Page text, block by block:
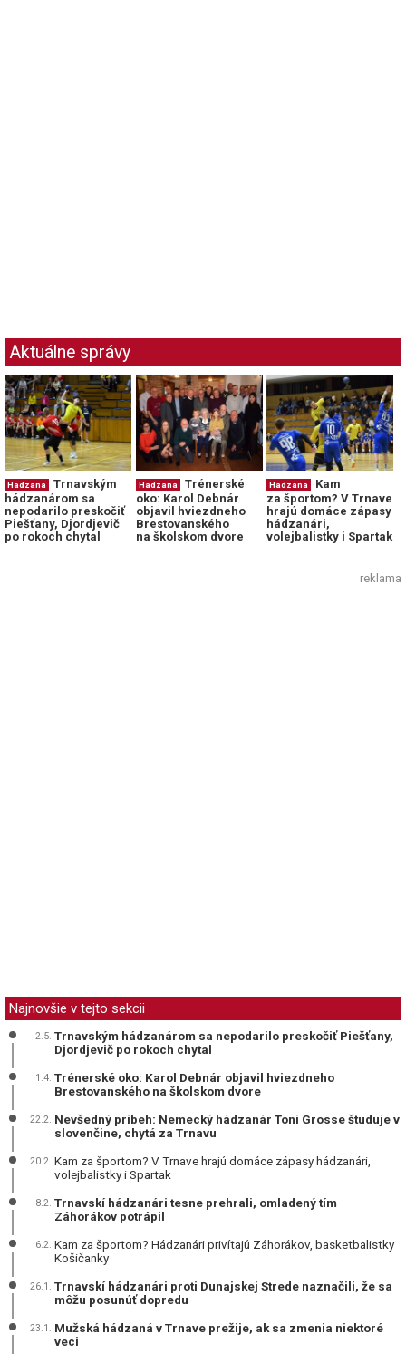
Aktuálne správy
Hádzaná
Trnavským
hádzanárom sa
nepodarilo preskočiť
Piešťany, Djordjevič
po rokoch chytal
Hádzaná
Trénerské
oko: Karol Debnár
objavil hviezdneho
Brestovanského
na školskom dvore
Hádzaná
Kam
za športom? V Trnave
hrajú domáce zápasy
hádzanári,
volejbalistky i Spartak
reklama
Najnovšie v tejto sekcii
2.5. Trnavským hádzanárom sa nepodarilo preskočiť Piešťany,
Djordjevič po rokoch chytal
1.4. Trénerské oko: Karol Debnár objavil hviezdneho
Brestovanského na školskom dvore
22.2. Nevšedný príbeh: Nemecký hádzanár Toni Grosse študuje v
slovenčine, chytá za Trnavu
20.2. Kam za športom? V Trnave hrajú domáce zápasy hádzanári,
volejbalistky i Spartak
8.2. Trnavskí hádzanári tesne prehrali, omladený tím
Záhorákov potrápil
6.2. Kam za športom? Hádzanári privítajú Záhorákov, basketbalistky
Košičanky
26.1. Trnavskí hádzanári proti Dunajskej Strede naznačili, že sa
môžu posunúť dopredu
23.1. Mužská hádzaná v Trnave prežije, ak sa zmenia niektoré
veci